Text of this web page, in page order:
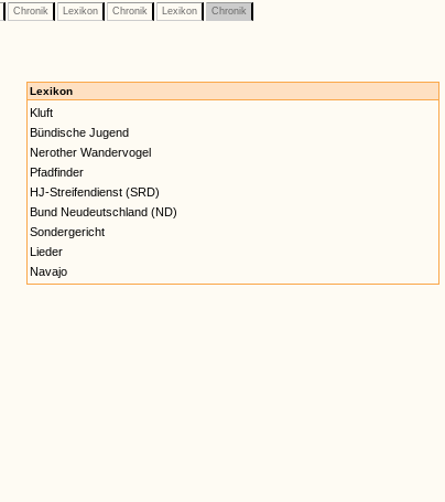
Chronik Lexikon Chronik Lexikon Chronik
Lexikon
Kluft
Bündische Jugend
Nerother Wandervogel
Pfadfinder
HJ-Streifendienst (SRD)
Bund Neudeutschland (ND)
Sondergericht
Lieder
Navajo